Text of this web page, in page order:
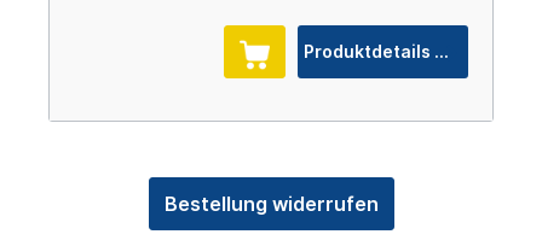
Produktdetails
Bestellung widerrufen